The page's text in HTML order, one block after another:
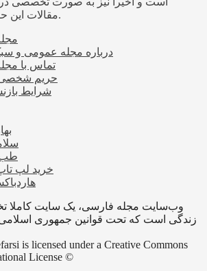
مقالات این حوزه‌ها فعالیت می کند.
درباره مجله عمومی و
تماس با
حریم شخصی
شرایط
طب
خرید لپ
وب‌سایت مجله فارسی، یک سایت
زندگی است که تحت قوانین جمهوری اسلامی
is licensed under a Creative Commons
License ©️